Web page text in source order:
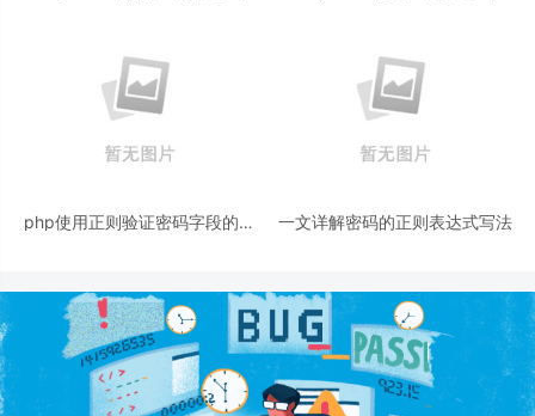
php使用正则验证密码字段的复
一文详解密码的正则表达式写法